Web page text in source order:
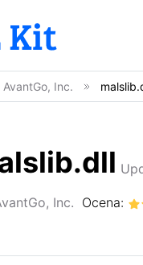
AvantGo, Inc.
Inc. Ocena: